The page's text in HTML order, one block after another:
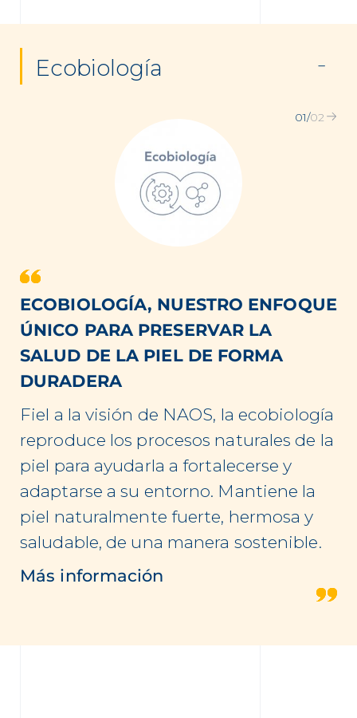
Ecobiología
ECOBIOLOGÍA, NUESTRO ENFOQUE
ÚNICO PARA PRESERVAR LA
SALUD DE LA PIEL DE FORMA
DURADERA
Fiel a la visión de NAOS, la ecobiología
reproduce los procesos naturales de la
piel para ayudarla a fortalecerse y
adaptarse a su entorno. Mantiene la
piel naturalmente fuerte, hermosa y
saludable, de una manera sostenible.
Más información
01/02